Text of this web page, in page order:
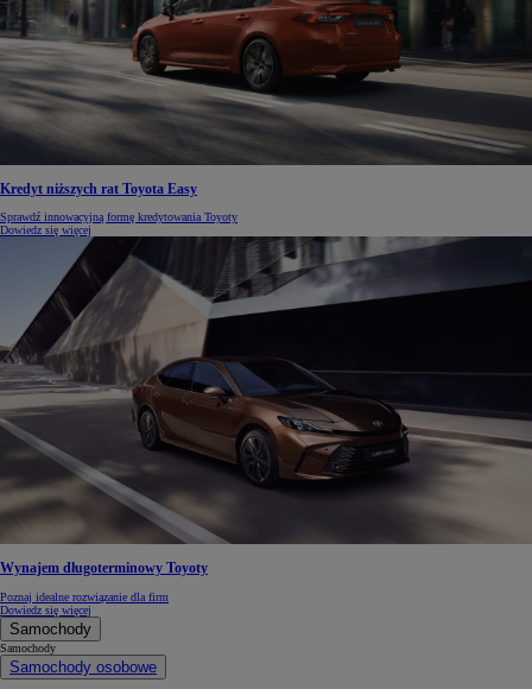
Kredyt niższych rat Toyota Easy
Sprawdź innowacyjną formę kredytowania Toyoty
Dowiedz się więcej
Wynajem długoterminowy Toyoty
Poznaj idealne rozwiązanie dla firm
Dowiedz się więcej
Samochody
Samochody
Samochody osobowe